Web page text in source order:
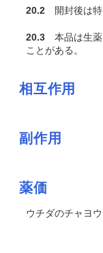
20.2 開封後は特
20.3 本品は生薬
ことがある。
相互作用
副作用
薬価
ウチダのチャヨ